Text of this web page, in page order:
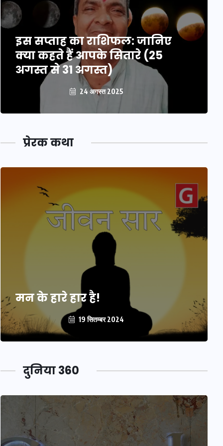
इस सप्ताह का राशिफल: जानिए
क्या कहते हैं आपके सितारे (25
अगस्त से 31 अगस्त)
24 अगस्त 2025
प्रेरक कथा
मन के हारे हार है!
19 सितम्बर 2024
दुनिया 360